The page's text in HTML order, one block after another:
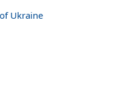
Ukraine